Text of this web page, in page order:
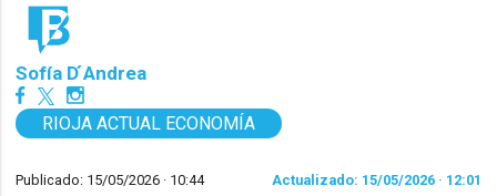
Sofía D ́Andrea
RIOJA ACTUAL ECONOMÍA
Publicado: 15/05/2026 · 10:44 Actualizado: 15/05/2026 · 12:01